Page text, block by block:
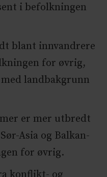
i befolkningen
blant innvandrere
for øvrig,
landbakgrunn
er mer utbredt
Asia og Balkan-
for øvrig.